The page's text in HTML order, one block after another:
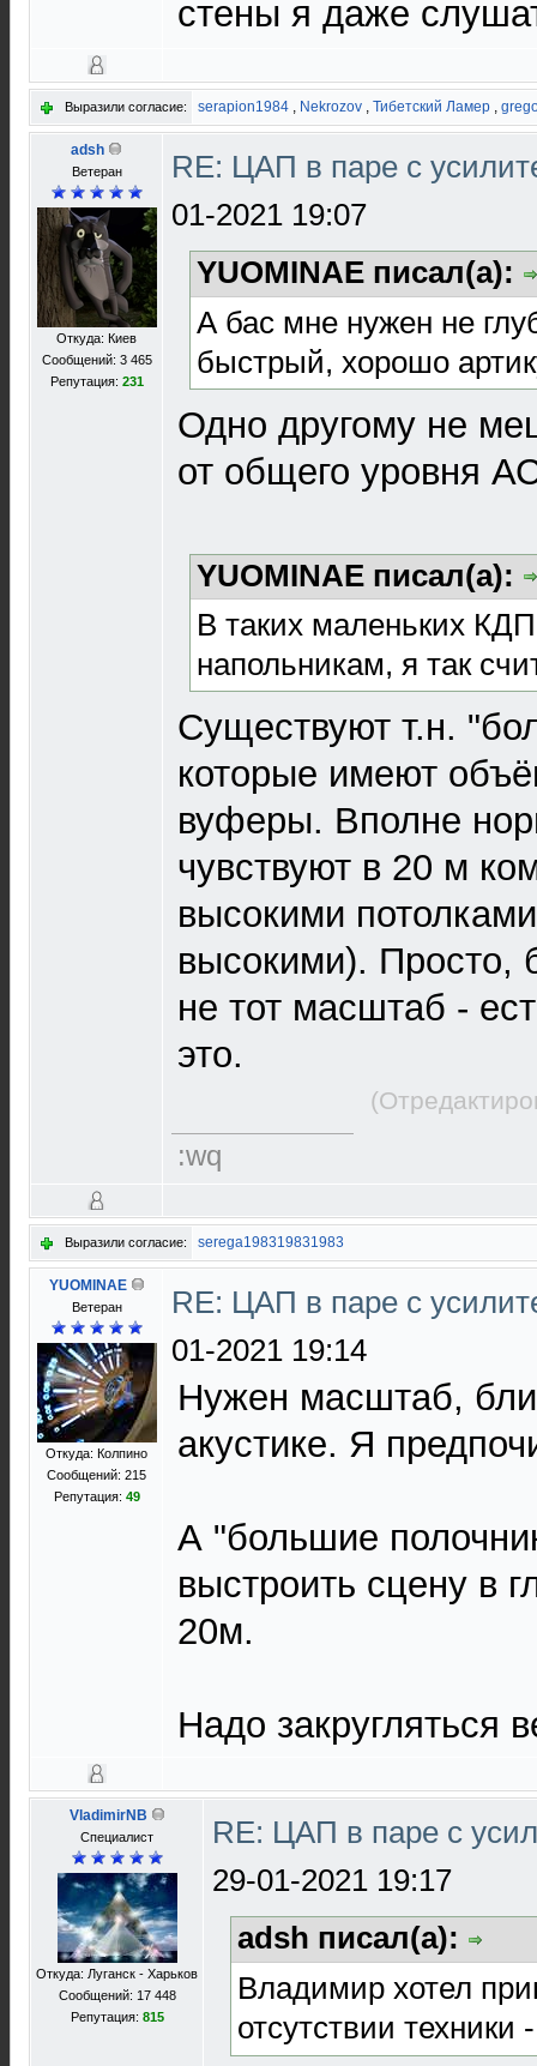
стены я даже
Выразили согласие: serapion1984 , Nekrozov , Тибетский Ламер ,
adsh
Ветеран
Откуда: Киев
Сообщений: 3 465
Репутация: 231
RE: ЦАП в паре с
01-2021 19:07
YUOMINAE писал(а):
А бас мне нужен не
быстрый, хорошо
Одно другому не
от общего уровня
YUOMINAE писал(а):
В таких маленьких
напольникам, я так
Существуют т.н.
которые имеют
вуферы. Вполне
чувствуют в 20 м
высокими
высокими). Просто,
не тот масштаб -
это.
:wq
Выразили согласие: serega198319831983
YUOMINAE
Ветеран
Откуда: Колпино
Сообщений: 215
Репутация: 49
RE: ЦАП в паре с
01-2021 19:14
Нужен масштаб,
акустике. Я
А "большие
выстроить сцену в
20м.
Надо закругляться
VladimirNB
Специалист
Откуда: Луганск - Харьков
Сообщений: 17 448
Репутация: 815
RE: ЦАП в паре с
29-01-2021 19:17
adsh писал(а):
Владимир хотел
отсутствии